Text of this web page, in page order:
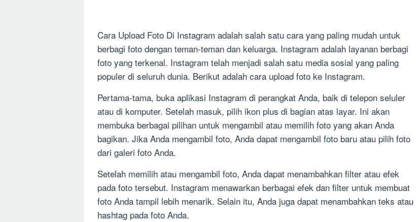
Cara Upload Foto Di Instagram adalah salah satu cara yang paling mudah untuk
berbagi foto dengan teman-teman dan keluarga. Instagram adalah layanan berbagi
foto yang terkenal. Instagram telah menjadi salah satu media sosial yang paling
populer di seluruh dunia. Berikut adalah cara upload foto ke Instagram.
Pertama-tama, buka aplikasi Instagram di perangkat Anda, baik di telepon seluler
atau di komputer. Setelah masuk, pilih ikon plus di bagian atas layar. Ini akan
membuka berbagai pilihan untuk mengambil atau memilih foto yang akan Anda
bagikan. Jika Anda mengambil foto, Anda dapat mengambil foto baru atau pilih foto
dari galeri foto Anda.
Setelah memilih atau mengambil foto, Anda dapat menambahkan filter atau efek
pada foto tersebut. Instagram menawarkan berbagai efek dan filter untuk membuat
foto Anda tampil lebih menarik. Selain itu, Anda juga dapat menambahkan teks atau
hashtag pada foto Anda.